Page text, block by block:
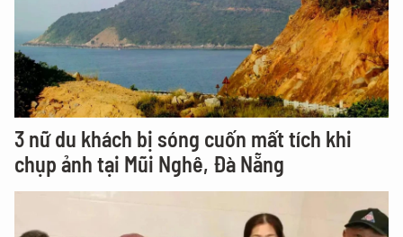
3 nữ du khách bị sóng cuốn mất tích khi
chụp ảnh tại Mũi Nghê, Đà Nẵng